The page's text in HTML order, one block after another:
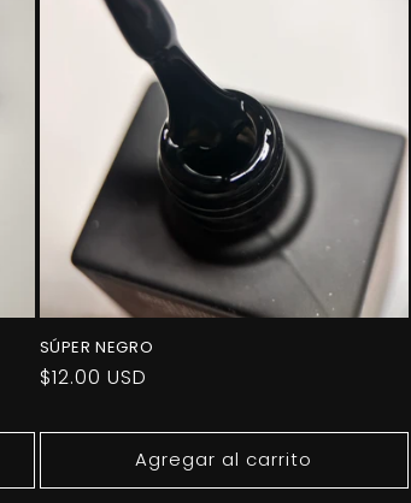
SÚPER NEGRO
Precio
$12.00 USD
Agregar al carrito